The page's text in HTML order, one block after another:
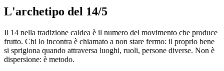
L'archetipo del 14/5
Il 14 nella tradizione caldea è il numero del movimento che produce
frutto. Chi lo incontra è chiamato a non stare fermo: il proprio bene
si sprigiona quando attraversa luoghi, ruoli, persone diverse. Non è
dispersione: è metodo.